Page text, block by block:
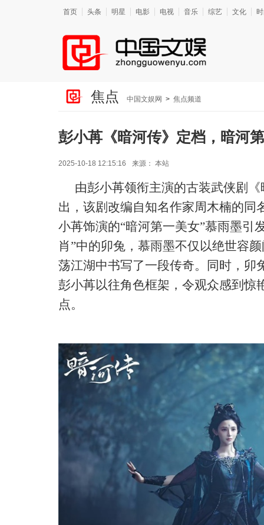
首页 头条 明星 电影 电视 音乐 综艺 文化
焦点 中国文娱网 > 焦点频道
彭小苒《暗河传》定档，暗河
2025-10-18 12:15:16 来源： 本站
由彭小苒领衔主演的古装武侠剧
出，该剧改编自知名作家周木楠的同
小苒饰演的“暗河第一美女”慕雨墨引
肖”中的卯兔，慕雨墨不仅以绝世容
荡江湖中书写了一段传奇。同时，卯
彭小苒以往角色框架，令观众感到惊
点。